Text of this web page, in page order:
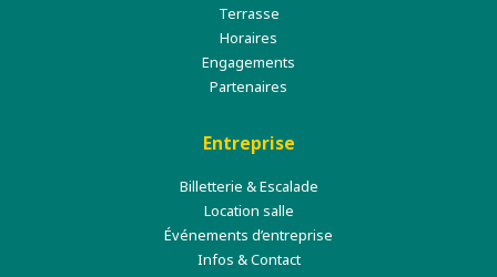
Terrasse
Horaires
Engagements
Partenaires
Entreprise
Billetterie & Escalade
Location salle
Événements d’entreprise
Infos & Contact